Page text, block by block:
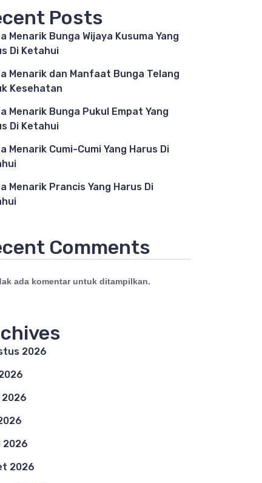
Posts
Menarik Bunga Wijaya Kusuma Yang
Di Ketahui
Menarik dan Manfaat Bunga Telang
Kesehatan
Menarik Bunga Pukul Empat Yang
Di Ketahui
Menarik Cumi-Cumi Yang Harus Di
Menarik Prancis Yang Harus Di
Comments
ada komentar untuk ditampilkan.
2026
2026
2026